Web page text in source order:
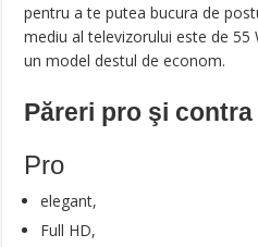
pentru a te putea bucura de
mediu al televizorului este de
un model destul de econom.
Păreri pro şi contra
Pro
elegant,
Full HD,